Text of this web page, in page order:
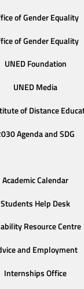
of Gender Equality
of Gender Equality
UNED Foundation
UNED Media
of Distance
Agenda and SDG
Academic Calendar
Students Help Desk
Resource Centre
and Employment
Internships Office